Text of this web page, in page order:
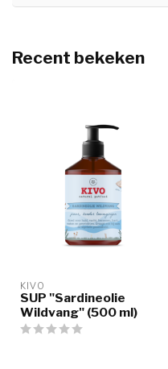
Recent bekeken
KIVO
SUP "Sardineolie
Wildvang" (500 ml)